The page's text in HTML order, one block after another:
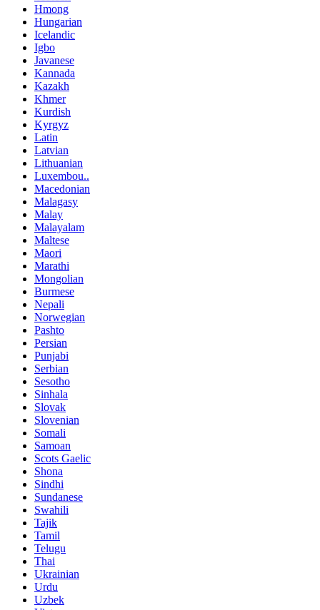
Hmong
Hungarian
Icelandic
Igbo
Javanese
Kannada
Kazakh
Khmer
Kurdish
Kyrgyz
Latin
Latvian
Lithuanian
Luxembou..
Macedonian
Malagasy
Malay
Malayalam
Maltese
Maori
Marathi
Mongolian
Burmese
Nepali
Norwegian
Pashto
Persian
Punjabi
Serbian
Sesotho
Sinhala
Slovak
Slovenian
Somali
Samoan
Scots Gaelic
Shona
Sindhi
Sundanese
Swahili
Tajik
Tamil
Telugu
Thai
Ukrainian
Urdu
Uzbek